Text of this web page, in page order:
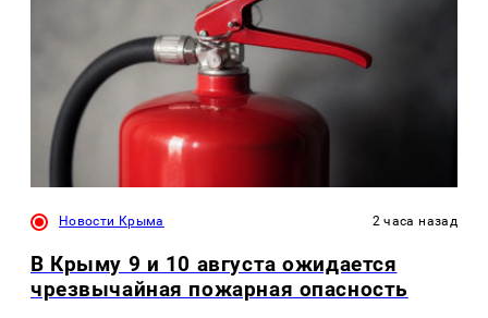
Новости Крыма 2 часа назад
В Крыму 9 и 10 августа ожидается
чрезвычайная пожарная опасность